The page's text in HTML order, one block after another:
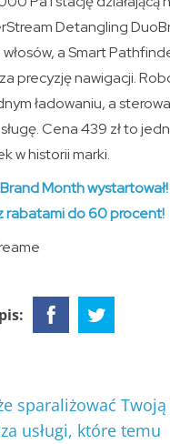
Detangling
a Smart
precyzję nawigacji.
ładowaniu, a
Cena 439 zł to
w historii marki.
Month
rabatami do 60 procent!
sparaliżować
usługi, które temu